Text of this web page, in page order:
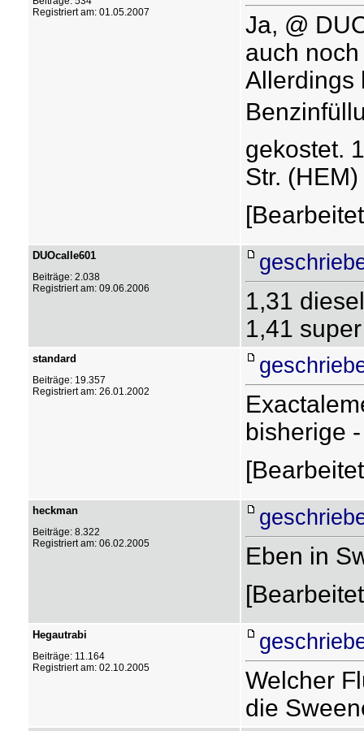
Registriert am: 01.05.2007
Ja, @
auch
Allerdings
gekostet.
Str. (HEM)
DUOcalle601
Beiträge: 2.038
Registriert am: 09.06.2006
1,31 diesel
1,41 super
standard
Beiträge: 19.357
Registriert am: 26.01.2002
bisherige
heckman
Beiträge: 8.322
Registriert am: 06.02.2005
Eben in
Hegautrabi
Beiträge: 11.164
Registriert am: 02.10.2005
Welcher
die